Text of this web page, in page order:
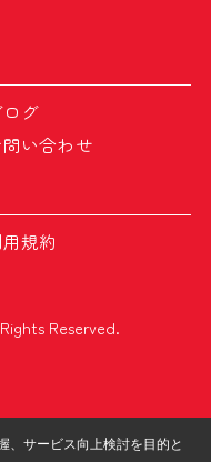
ログ
問い合わせ
規約
Reserved.
、サービス向上検討を目的と